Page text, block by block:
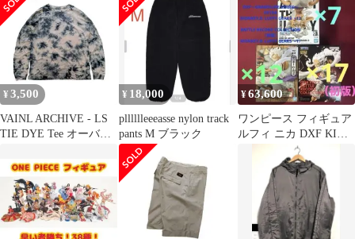
チ 3本
¥ 3,500
VAINL ARCHIVE - LS
TIE DYE Tee オーバー
¥ 18,000
plllllleeeasse nylon track
pants M ブラック
¥63,600
ワンピース フィギュア
ルフィ ニカ DXF KING
OF ARTIST 等